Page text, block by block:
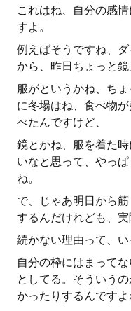
これはね、自分の感
すよ。
例えばそうですね、
から、昨日ちょっと鏡
服がというかね、ち
に冬場はね、食べ物
べたんですけど、
鏡とかね、服を着た
いなと思って、やっ
ね。
で、じゃあ明日から
するんだけれども、実
続かない理由って、い
自分の枠にはまって
としてる。そういう
かったりするんですよ